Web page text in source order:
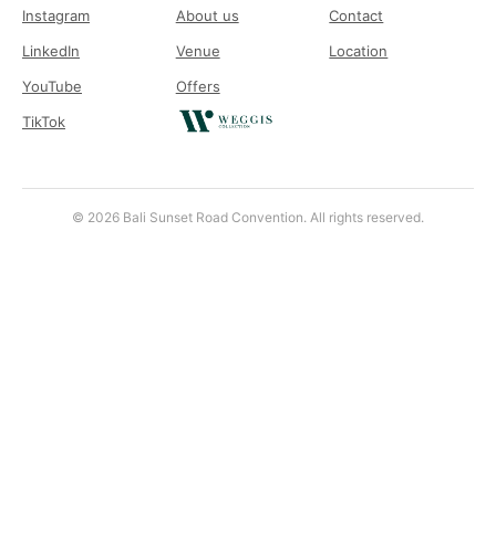
Instagram
LinkedIn
YouTube
TikTok
About us
Venue
Offers
Contact
Location
© 2026 Bali Sunset Road Convention. All rights reserved.